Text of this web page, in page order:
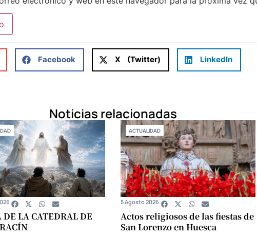
Facebook X (Twitter) LinkedIn
Noticias relacionadas
DE LA CATEDRAL DE
ACTUALIDAD
Actos religiosos de las fiestas de
San Lorenzo en Huesca
5 Agosto 2026